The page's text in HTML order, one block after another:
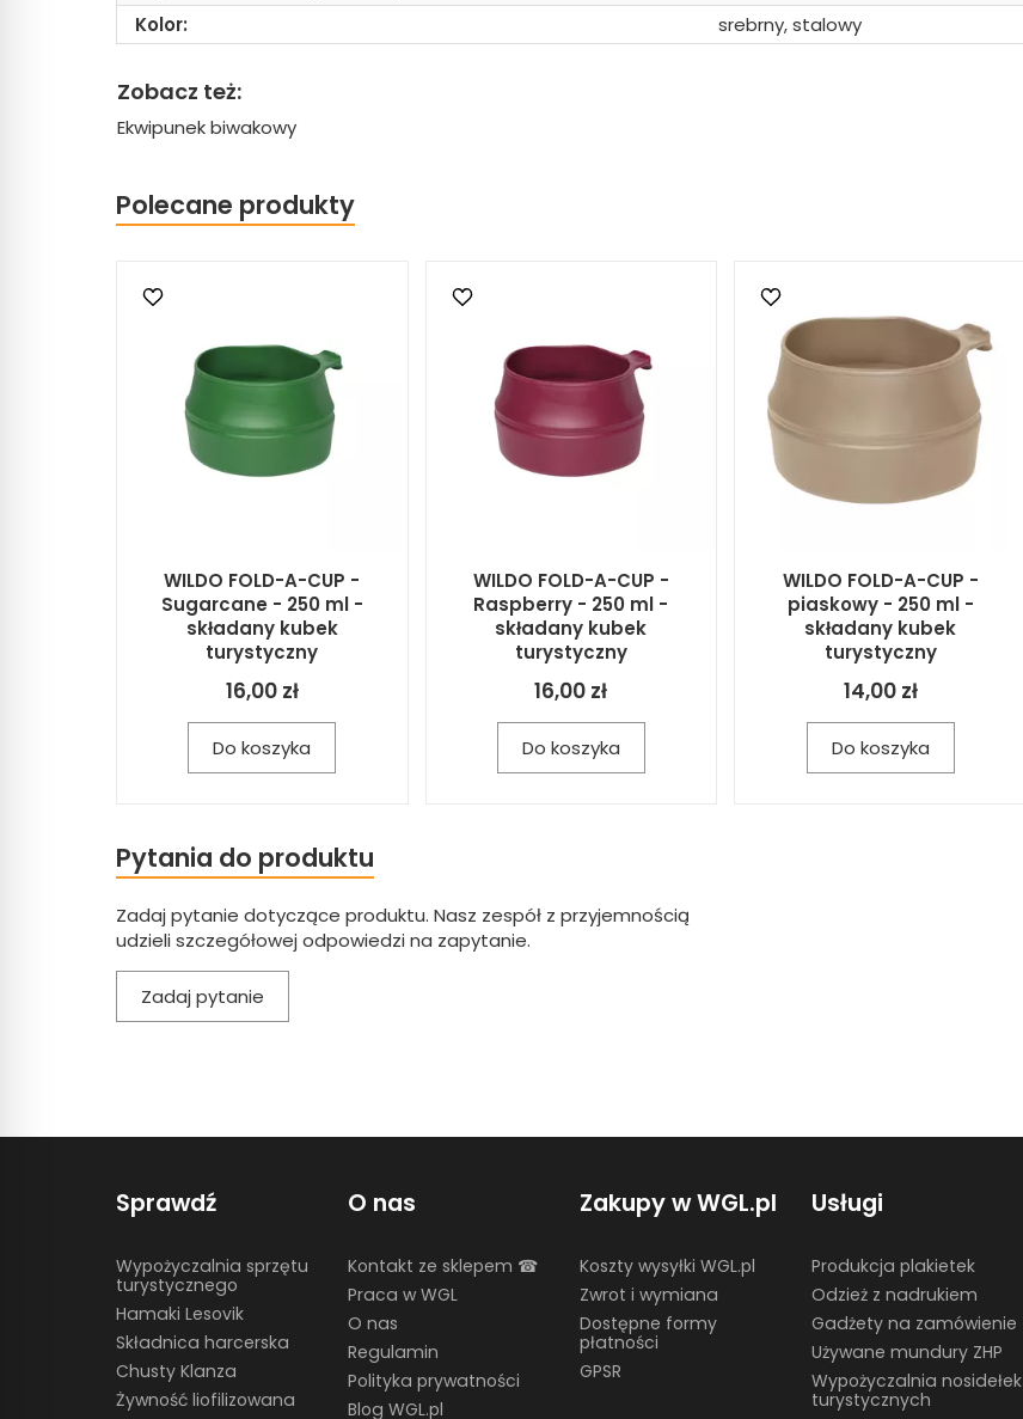
Kolor:
srebrny, stalowy
Zobacz też:
Ekwipunek biwakowy
Polecane produkty
WILDO FOLD-A-CUP -
Sugarcane - 250 ml -
składany kubek
turystyczny
16,00 zł
Do koszyka
WILDO FOLD-A-CUP -
Raspberry - 250 ml -
składany kubek
turystyczny
16,00 zł
Do koszyka
WILDO FOLD-A-CUP -
piaskowy - 250 ml -
składany kubek
turystyczny
14,00 zł
Do koszyka
Pytania do produktu
Zadaj pytanie dotyczące produktu. Nasz zespół z przyjemnością
udzieli szczegółowej odpowiedzi na zapytanie.
Zadaj pytanie
Sprawdź
Wypożyczalnia sprzętu
turystycznego
Hamaki Lesovik
Składnica harcerska
Chusty Klanza
Żywność liofilizowana
O nas
Kontakt ze sklepem ☎
Praca w WGL
O nas
Regulamin
Polityka prywatności
Blog WGL.pl
Zakupy w WGL.pl
Koszty wysyłki WGL.pl
Zwrot i wymiana
Dostępne formy
płatności
GPSR
Usługi
Produkcja plakietek
Odzież z nadrukiem
Gadżety na zamówienie
Używane mundury ZHP
Wypożyczalnia nosidełek
turystycznych